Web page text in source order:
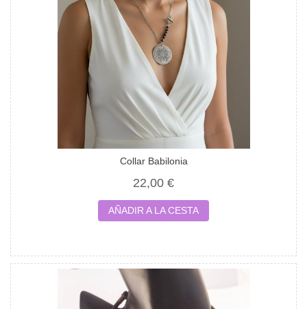
Collar Babilonia
22,00 €
AÑADIR A LA CESTA